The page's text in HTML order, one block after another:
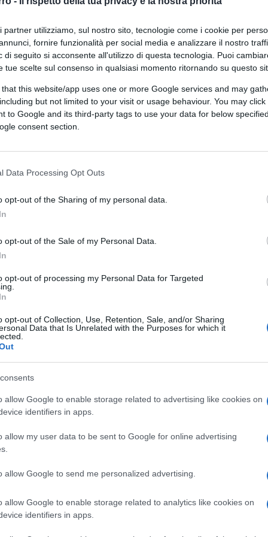
partner utilizziamo, sul nostro sito, tecnologie come i cookie per
fornire funzionalità per social media e analizzare il nostro
di seguito si acconsente all'utilizzo di questa tecnologia. Puoi
tue scelte sul consenso in qualsiasi momento ritornando su questo
this website/app uses one or more Google services and may
but not limited to your visit or usage behaviour. You may
to Google and its third-party tags to use your data for below
consent section.
Data Processing Opt Outs
opt-out of the Sharing of my personal data.
opt-out of the Sale of my Personal Data.
opt-out of processing my Personal Data for Targeted
opt-out of Collection, Use, Retention, Sale, and/or Sharing
Data that Is Unrelated with the Purposes for which it
allow Google to enable storage related to advertising like cookies on
identifiers in apps.
allow my user data to be sent to Google for online advertising
allow Google to send me personalized advertising.
allow Google to enable storage related to analytics like cookies on
identifiers in apps.
fiscale adottata dalla Gran Bretagna e
Unito è sotto esame con un
Questa volatilità evidenzia come la
per i mercati rispetto a un
rimarcando come questo non sia una
la Difesa per fare fronte allo
porteranno a livelli di indebitamento
rappresenterà il limite ultimo di
Di questo il nostro Paese ne sa
azionarie possono essere sostenute se i
Con il rendimento dei titoli di Stato
al 4,8%, stiamo iniziando a entrare
azionarie rispetto alle obbligazioni.
può allontanare il denaro dal mercato
per le aziende”, mette in chiaro
la capitalizzazione di mercato. In
dei colossi Techcreati da un